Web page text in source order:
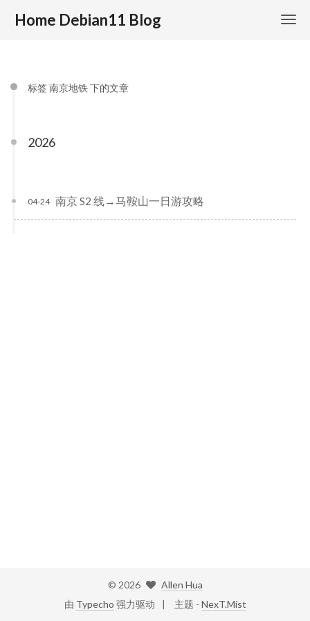
Home Debian11 Blog
标签 南京地铁 下的文章
2026
南京 S2 线→马鞍山一日游攻略
04-24
© 2026
Allen Hua
由 Typecho 强力驱动 主题 - NexT.Mist